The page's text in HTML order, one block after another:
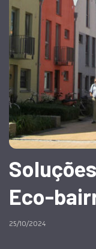
Eco-
25/10/2024